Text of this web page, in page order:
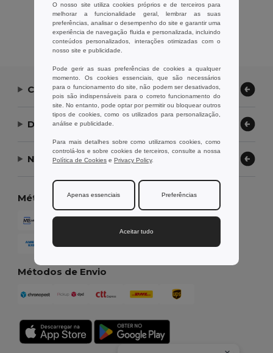
Sem resultados.
Exibindo Todos Os Produtos.
Contate-nos
Deixe-nos ajudar
Nossa Empresa
Métodos de Pagamento
Métodos de Envio
O nosso site utiliza cookies próprios e de terceiros para
melhorar a funcionalidade geral, lembrar as suas
preferências, analisar o desempenho do site e garantir uma
experiência de navegação fluida e personalizada, incluindo
conteúdos personalizados, interações otimizadas com o
nosso site e publicidade.
Pode gerir as suas preferências de cookies a qualquer
momento. Os cookies essenciais, que são necessários
para o funcionamento do site, não podem ser desativados,
pois são indispensáveis para o correto funcionamento do
site. No entanto, pode optar por permitir ou bloquear outros
tipos de cookies, como os utilizados para personalização,
análise e publicidade.
Para mais detalhes sobre como utilizamos cookies, como
controlá-los e sobre cookies de terceiros, consulte a nossa
Política de Cookies e Privacy Policy.
Apenas essenciais Preferências
Aceitar tudo